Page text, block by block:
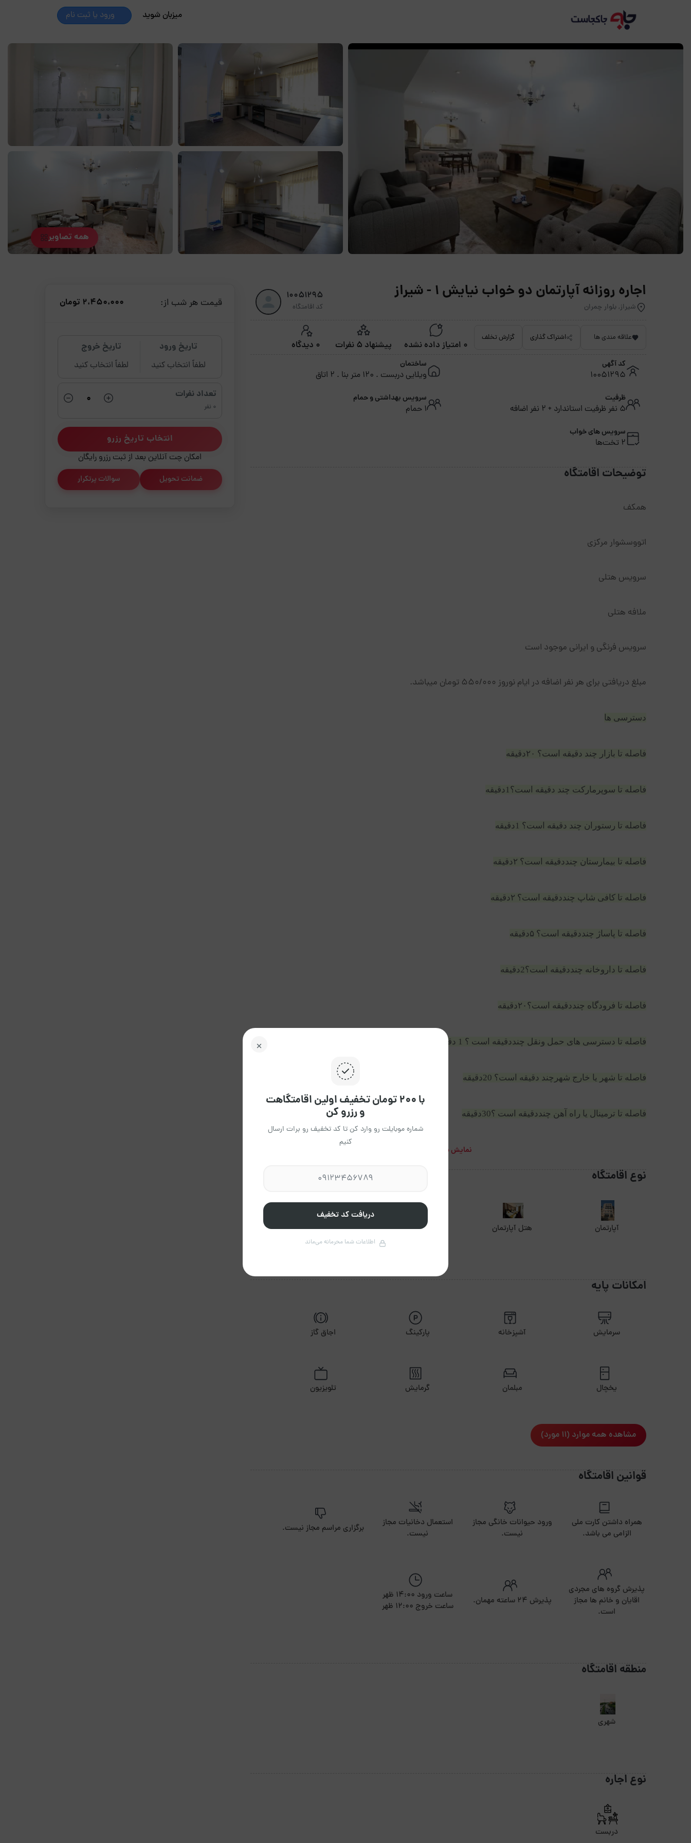
میزبان شوید ورود یا ثبت نام
همه تصاویر
اجاره روزانه آپارتمان دو خواب نیایش 1 - شیراز
شیراز, بلوار چمران
10051295
کد اقامتگاه
علاقه مندی ها اشتراک گذاری گزارش تخلف
0 امتیاز داده نشده پیشنهاد 5 نفرات 0 دیدگاه
کد آگهی
10051295
ساختمان
ویلایی دربست . 120 متر بنا . 2 اتاق
ظرفیت
5 نفر ظرفیت استاندارد + 2 نفر اضافه
سرویس بهداشتی و حمام
1 حمام
سرویس های خواب
2 تخت‌ها
توضیحات اقامتگاه
همکف
اتووسشوار مرکزی
سرویس هتلی
ملافه هتلی
سرویس فرنگی و ایرانی موجود است
مبلغ دریافتی برای هر نفر اضافه در ایام نوروز 550/000 تومان میباشد.
دسترسی ها
فاصله تا بازار چند دقیقه است؟ ۲۰دقیقه
فاصله تا سوپرمارکت چند دقیقه است؟1دقیقه
فاصله تا رستوران چند دقیقه است؟ 1دقیقه
فاصله تا بیمارستان چنددقیقه است؟ ۲دقیقه
فاصله تا کافی شاپ چنددقیقه است؟ ۲دقیقه
فاصله تا پاساژ چنددقیقه است؟ ۵دقیقه
فاصله تا داروخانه چنددقیقه است؟2دقیقه
فاصله تا فرودگاه چنددقیقه است؟۲۰دقیقه
فاصله تا دسترسی های حمل ونقل چنددقیقه است ؟ 1 دقیقه
فاصله تا شهر یا خارج شهرچند دقیقه است؟ 20دقیقه
فاصله تا ترمینال یا راه آهن چنددقیقه است ؟30دقیقه
نمایش بیشتر
نوع اقامتگاه
آپارتمان هتل آپارتمان
امکانات پایه
سرمایش آشپزخانه پارکینگ اجاق گاز
یخچال مبلمان گرمایش تلویزیون
مشاهده همه موارد (11 مورد)
قوانین اقامتگاه
همراه داشتن کارت ملی
الزامی می باشد.
ورود حیوانات خانگی مجاز
نیست.
استعمال دخانیات مجاز
نیست.
برگزاری مراسم مجاز نیست.
پذیرش گروه های مجردی
اقایان و خانم ها مجاز
است.
پذیرش ۲۴ ساعته مهمان.
ساعت ورود 14:00 ظهر
ساعت خروج 12:00 ظهر
منطقه اقامتگاه
شهری
نوع اجاره
دربست
قیمت هر شب از: 2،450،000 تومان
تاریخ ورود
لطفاً انتخاب کنید
تاریخ خروج
لطفاً انتخاب کنید
تعداد نفرات
0 نفر
انتخاب تاریخ رزرو
امکان چت آنلاین بعد از ثبت رزرو رایگان
ضمانت تحویل سوالات پرتکرار
با ۲۰۰ تومان تخفیف اولین اقامتگاهت
و رزرو کن
شماره موبایلت رو وارد کن تا کد تخفیف رو برات ارسال
کنیم
دریافت کد تخفیف
اطلاعات شما محرمانه می‌ماند